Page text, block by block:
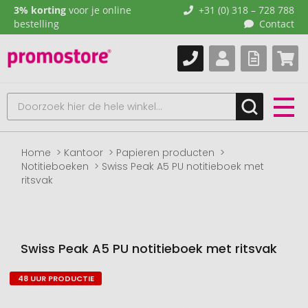
3% korting voor je online
bestelling
+31 (0) 318 – 728 788
Contact
Home Kantoor
Papieren producten
Notitieboeken
Swiss Peak A5 PU notitieboek met
ritsvak
Swiss Peak A5 PU notitieboek met ritsvak
Naar
48 UUR PRODUCTIE